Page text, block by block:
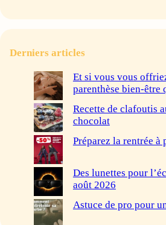
Derniers articles
Et si vous vous
parenthèse bien-être
Recette de clafoutis
chocolat
Préparez la rentrée à
Des lunettes pour
août 2026
Astuce de pro pour